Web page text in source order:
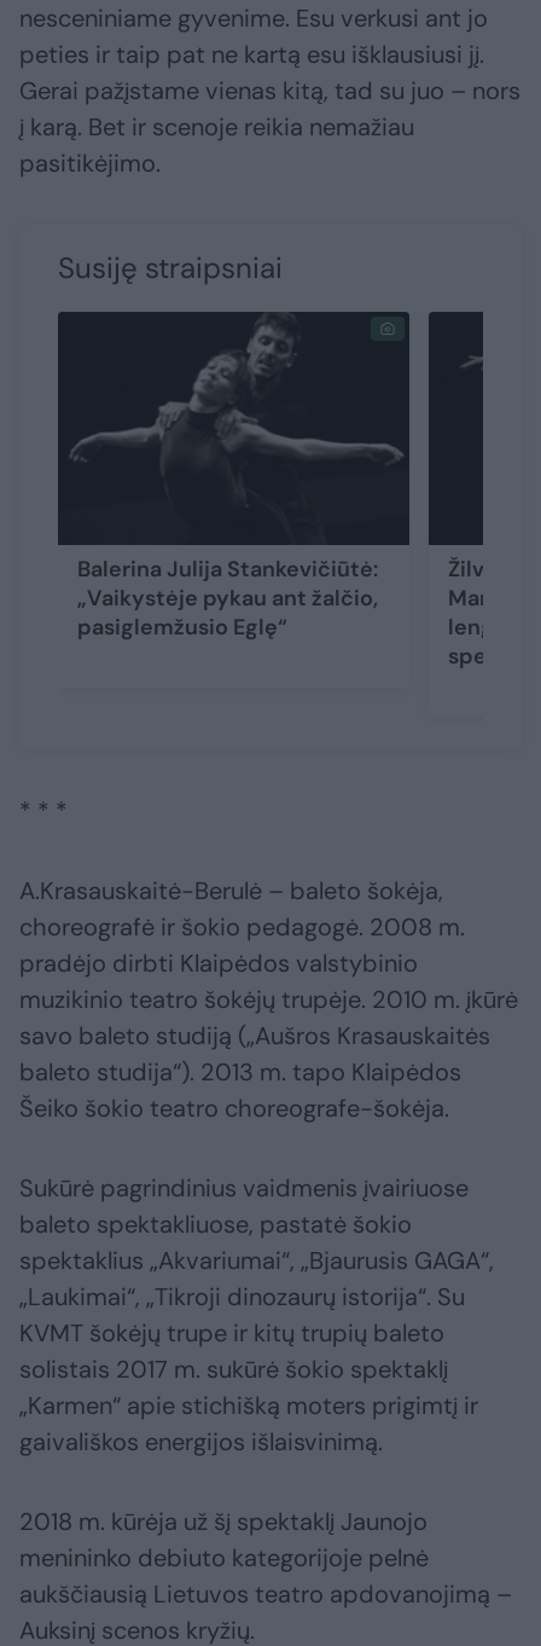
nesceniniame gyvenime. Esu verkusi ant jo
peties ir taip pat ne kartą esu išklausiusi jį.
Gerai pažįstame vienas kitą, tad su juo – nors
į karą. Bet ir scenoje reikia nemažiau
pasitikėjimo.
Susiję straipsniai
Balerina Julija Stankevičiūtė:
„Vaikystėje pykau ant žalčio,
pasiglemžusio Eglę“
Žilvino
Mantas
lengva,
* * *
A.Krasauskaitė-Berulė – baleto šokėja,
choreografė ir šokio pedagogė. 2008 m.
pradėjo dirbti Klaipėdos valstybinio
muzikinio teatro šokėjų trupėje. 2010 m. įkūrė
savo baleto studiją („Aušros Krasauskaitės
baleto studija“). 2013 m. tapo Klaipėdos
Šeiko šokio teatro choreografe-šokėja.
Sukūrė pagrindinius vaidmenis įvairiuose
baleto spektakliuose, pastatė šokio
spektaklius „Akvariumai“, „Bjaurusis GAGA“,
„Laukimai“, „Tikroji dinozaurų istorija“. Su
KVMT šokėjų trupe ir kitų trupių baleto
solistais 2017 m. sukūrė šokio spektaklį
„Karmen“ apie stichišką moters prigimtį ir
gaivališkos energijos išlaisvinimą.
2018 m. kūrėja už šį spektaklį Jaunojo
menininko debiuto kategorijoje pelnė
aukščiausią Lietuvos teatro apdovanojimą –
Auksinį scenos kryžių.